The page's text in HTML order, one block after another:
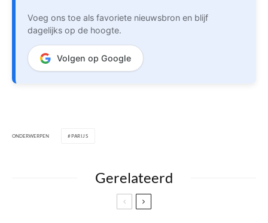
Voeg ons toe als favoriete nieuwsbron en blijf
dagelijks op de hoogte.
Volgen op Google
ONDERWERPEN PARIJS
Gerelateerd